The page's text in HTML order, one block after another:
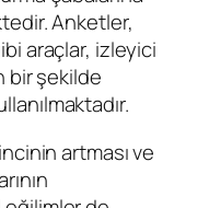
Anketler,
araçlar, izleyici
bir şekilde
artması ve